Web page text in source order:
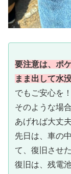
要注意は、ポ
まま出して水
でもご安心を！
そのような場
あげれば大丈夫
先日は、車の
て、復旧させ
復旧は、残電